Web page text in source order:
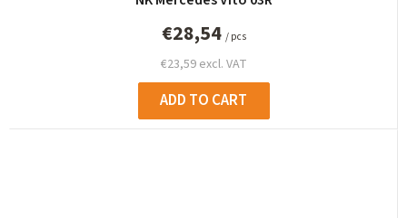
€23,59 excl. VAT
€28,54 / pcs
ADD TO CART